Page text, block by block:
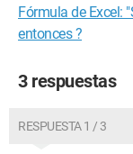
Fórmula de Excel:
entonces ?
3 respuestas
RESPUESTA 1 / 3